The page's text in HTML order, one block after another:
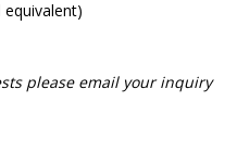
equivalent)
please email your inquiry